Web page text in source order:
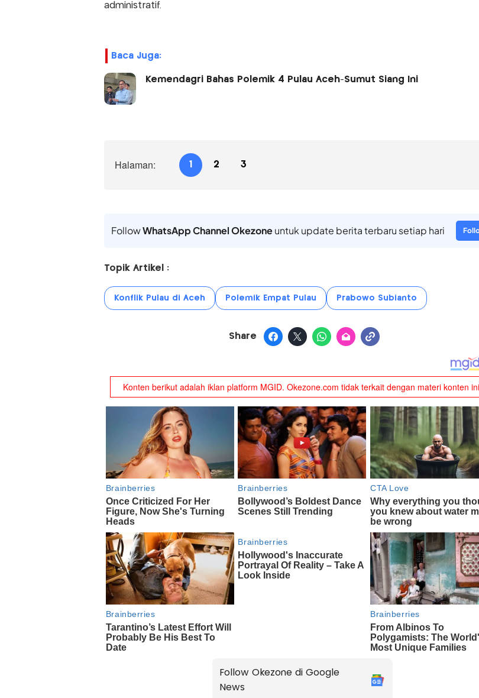
administratif.
Baca Juga:
Kemendagri Bahas Polemik 4 Pulau Aceh-Sumut Siang Ini
Halaman: 1 2 3
FollowWhatsApp Channel Okezoneuntuk update berita terbaru setiap hari
Topik Artikel :
Konflik Pulau di Aceh Polemik Empat Pulau Prabowo Subianto
Share
Follow Okezone di Google
News